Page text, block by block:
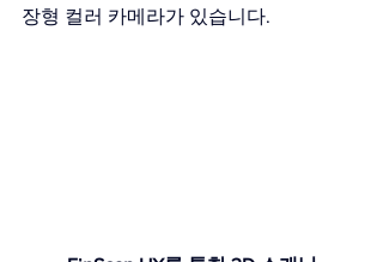
장형 컬러 카메라가 있습니다.